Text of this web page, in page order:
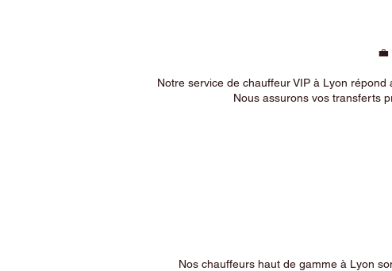
💼
Notre service de chauffeur VIP à Lyon
Nous assurons vos transferts
Nos chauffeurs haut de gamme à Lyon